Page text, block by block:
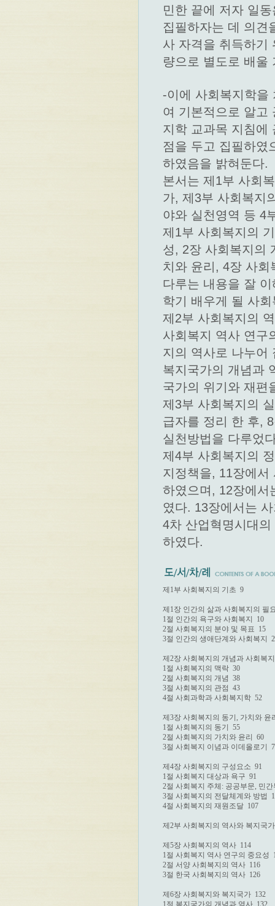
민한 끝에 저자 일
집필하자는 데 의견
사 자격을 취득하기
량으로 별도로 배울
-이에 사회복지학을
여 기본적으로 알고
지학 교과목 지침에
점을 두고 집필하였
하였음을 밝혀둔다.
본서는 제1부 사회
가, 제3부 사회복지
야와 실천영역 등 4
제1부 사회복지의
성, 2장 사회복지의
치와 윤리, 4장 사회
다루는 내용을 잘
학기 배우게 될 사
제2부 사회복지의
사회복지 역사 연구
지의 역사로 나누어
복지국가의 개념과
국가의 위기와 재편
제3부 사회복지의
급자를 정리 한 후,
실천방법을 다루었
제4부 사회복지의
지정책을, 11장에서
하였으며, 12장에서
였다. 13장에서는
4차 산업혁명시대
하였다.
제1부 사회복지의 기초  9
제1장 인간의 삶과 사회복지의 필
1절 인간의 욕구와 사회복지  10
2절 사회복지의 분야 및 목표  15
3절 인간의 생애단계와 사회복지
제2장 사회복지의 개념과 사회복
1절 사회복지의 맥락  30
2절 사회복지의 개념  38
3절 사회복지의 관점  43
4절 사회과학과 사회복지학  52
제3장 사회복지의 동기, 가치와 윤
1절 사회복지의 동기  55
2절 사회복지의 가치와 윤리  60
3절 사회복지 이념과 이데올로기
제4장 사회복지의 구성요소  91
1절 사회복지 대상과 욕구  91
2절 사회복지 주체: 공공부문, 민
3절 사회복지의 전달체계와 방법
4절 사회복지의 재원조달  107
제2부 사회복지의 역사와 복지국
제5장 사회복지의 역사  114
1절 사회복지 역사 연구의 중요성
2절 서양 사회복지의 역사  116
3절 한국 사회복지의 역사  126
제6장 사회복지와 복지국가  132
1절 복지국가의 개념과 역사  132